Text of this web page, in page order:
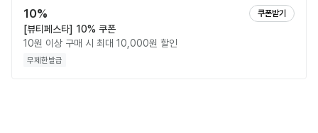
10% 쿠폰받기
[뷰티페스타] 10% 쿠폰
10원 이상 구매 시 최대 10,000원 할인
무제한발급